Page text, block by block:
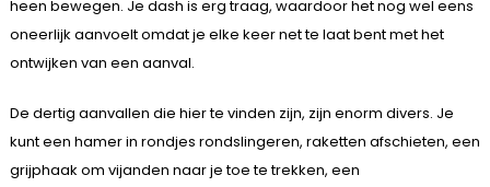
heen bewegen. Je dash is erg traag, waardoor het nog wel eens
oneerlijk aanvoelt omdat je elke keer net te laat bent met het
ontwijken van een aanval.
De dertig aanvallen die hier te vinden zijn, zijn enorm divers. Je
kunt een hamer in rondjes rondslingeren, raketten afschieten, een
grijphaak om vijanden naar je toe te trekken, een